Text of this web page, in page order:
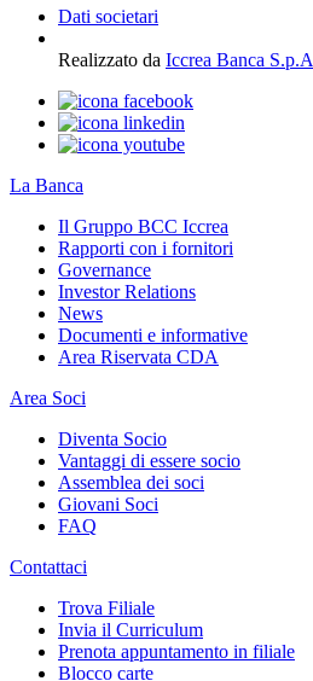
Dati societari
Realizzato da Iccrea Banca S.p.A
La Banca
Il Gruppo BCC Iccrea
Rapporti con i fornitori
Governance
Investor Relations
News
Documenti e informative
Area Riservata CDA
Area Soci
Diventa Socio
Vantaggi di essere socio
Assemblea dei soci
Giovani Soci
FAQ
Contattaci
Trova Filiale
Invia il Curriculum
Prenota appuntamento in filiale
Blocco carte